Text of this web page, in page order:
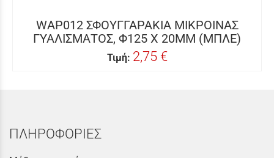
WAP012 ΣΦΟΥΓΓΑΡΑΚΙΑ ΜΙΚΡΟΙΝAΣ
ΓΥΑΛΙΣΜΑΤΟΣ, Φ125 Χ 20MM (ΜΠΛΕ)
Τιμή: 2,75 €
ΠΛΗΡΟΦΟΡΙΕΣ